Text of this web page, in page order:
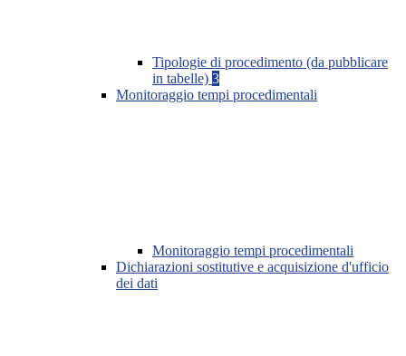
Tipologie di procedimento (da pubblicare
in tabelle) 3
Monitoraggio tempi procedimentali
Monitoraggio tempi procedimentali
Dichiarazioni sostitutive e acquisizione d'ufficio
dei dati